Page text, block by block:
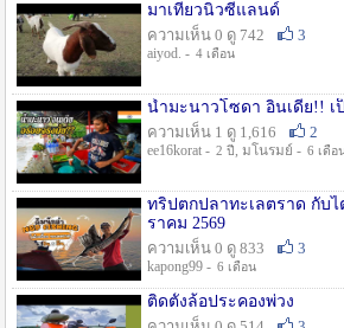
มาเที่ยวนิวซีแลนด์
ความเห็น 0 ดู 742
3
aiyod. - 4 เดือน
น้ำมะนาวโซดา อินเดีย!! เป็
ความเห็น 1 ดู 1,616
2
ee16korat - 2 ปี , มโนรมย์ - 6 เดือ
ทริปตกปลาทะเลตราด กับไ
ราคม 2569
ความเห็น 0 ดู 833
3
kapong99 - 6 เดือน
ติดตั้งล้อประคองพ่วง